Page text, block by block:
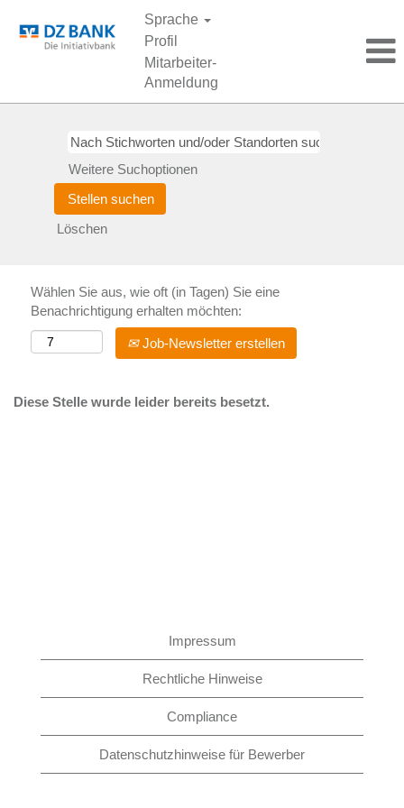
Sprache
Profil
Mitarbeiter-
Anmeldung
Weitere Suchoptionen
Löschen
Wählen Sie aus, wie oft (in Tagen) Sie eine
Benachrichtigung erhalten möchten:
Job-Newsletter erstellen
Diese Stelle wurde leider bereits besetzt.
Impressum
Rechtliche Hinweise
Compliance
Datenschutzhinweise für Bewerber